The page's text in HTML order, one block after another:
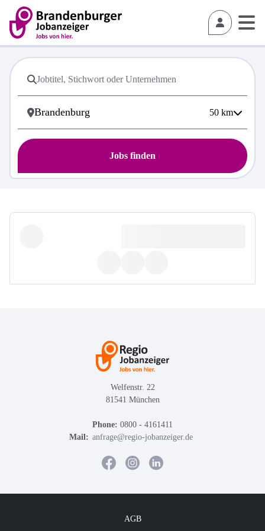
50 km
Jobs finden
Welfenstr. 22
81541 München
Phone: 0800 - 4161411
Mail: anfrage@regio-jobanzeiger.de
AGB